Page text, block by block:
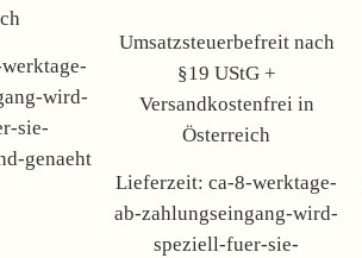
wird-
sie-
genaeht
Umsatzsteuerbefreit nach
§19 UStG +
Versandkostenfrei in
Österreich
Lieferzeit:ca-8-werktage-
ab-zahlungseingang-wird-
speziell-fuer-sie-